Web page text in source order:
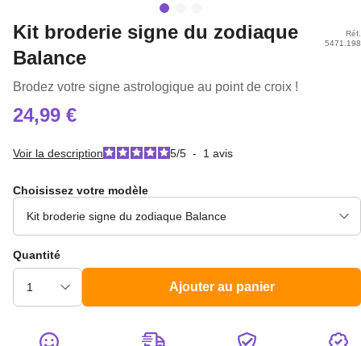
Kit broderie signe du zodiaque
Balance
Brodez votre signe astrologique au point de croix !
Réf.
5471.198
24,99 €
Voir la description 5/5 - 1 avis
Choisissez votre modèle
Quantité
Ajouter au panier